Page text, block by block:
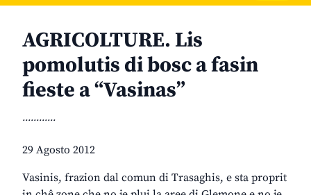
AGRICOLTURE. Lis
pomolutis di bosc a fasin
fieste a “Vasinas”
............
29 Agosto 2012
Vasinis, frazion dal comun di Trasaghis, e sta proprit